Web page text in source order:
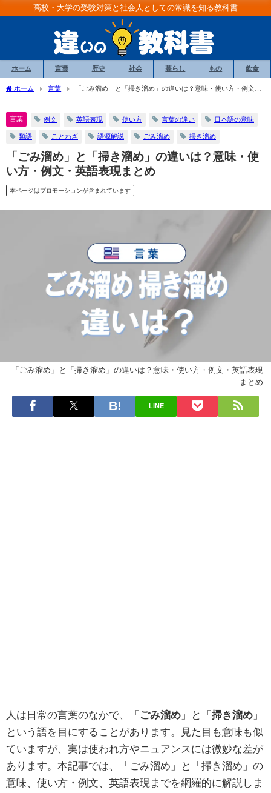
高校・大学の受験対策と社会人としての常識を知る教科書
ホーム 言葉 歴史 社会 暮らし もの 飲食
ホーム 言葉
「ごみ溜め」と「掃き溜め」の違いは？意味・使い方・例文・
言葉 例文 英語表現 使い方 言葉の違い 日本語の意味
類語 ことわざ 語源解説 ごみ溜め 掃き溜め
「ごみ溜め」と「掃き溜め」の違いは？意味・使
い方・例文・英語表現まとめ
本ページはプロモーションが含まれています
「ごみ溜め」と「掃き溜め」の違いは？意味・使い方・例文・英語表現
まとめ
LINE
人は日常の言葉のなかで、「 ごみ溜め 」と「 掃き溜め 」
という語を目にすることがあります。見た目も意味も似
ていますが、実は使われ方やニュアンスには微妙な差が
あります。本記事では、「ごみ溜め」と「掃き溜め」の
意味、使い方・例文、英語表現までを網羅的に解説しま